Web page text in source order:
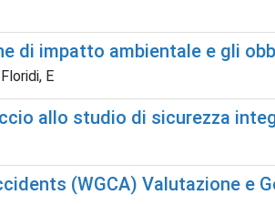
di impatto ambientale e gli
E
allo studio di sicurezza
(WGCA) Valutazione e